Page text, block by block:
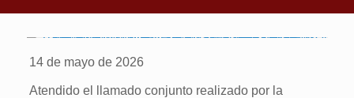
14 de mayo de 2026
Atendido el llamado conjunto realizado por la